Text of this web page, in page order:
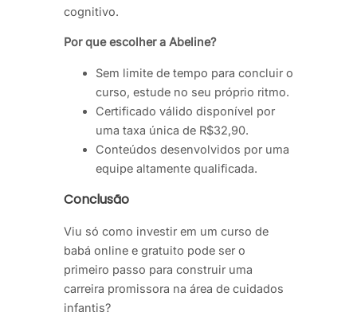
cognitivo.
Por que escolher a Abeline?
Sem limite de tempo para concluir o
curso, estude no seu próprio ritmo.
Certificado válido disponível por
uma taxa única de R$32,90.
Conteúdos desenvolvidos por uma
equipe altamente qualificada.
Conclusão
Viu só como investir em um curso de
babá online e gratuito pode ser o
primeiro passo para construir uma
carreira promissora na área de cuidados
infantis?